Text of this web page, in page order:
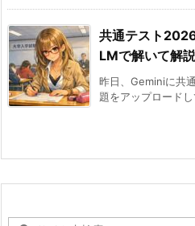
共通テスト
LMで解いて解
昨日、Geminiに共
題をアップロード